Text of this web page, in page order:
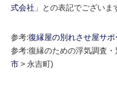
式会社 」との表記でございま
参考:復縁屋の別れさせ屋サ
参考:復縁のための浮気調査
市 > 永吉町)